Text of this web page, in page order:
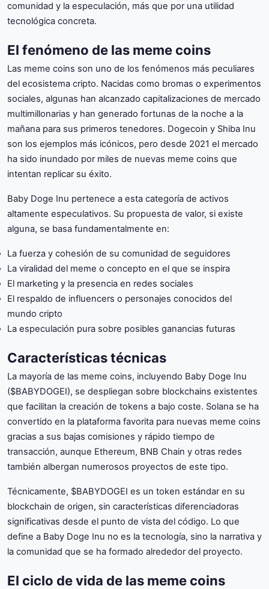
comunidad y la especulación, más que por una utilidad
tecnológica concreta.
El fenómeno de las meme coins
Las meme coins son uno de los fenómenos más peculiares
del ecosistema cripto. Nacidas como bromas o experimentos
sociales, algunas han alcanzado capitalizaciones de mercado
multimillonarias y han generado fortunas de la noche a la
mañana para sus primeros tenedores. Dogecoin y Shiba Inu
son los ejemplos más icónicos, pero desde 2021 el mercado
ha sido inundado por miles de nuevas meme coins que
intentan replicar su éxito.
Baby Doge Inu pertenece a esta categoría de activos
altamente especulativos. Su propuesta de valor, si existe
alguna, se basa fundamentalmente en:
La fuerza y cohesión de su comunidad de seguidores
La viralidad del meme o concepto en el que se inspira
El marketing y la presencia en redes sociales
El respaldo de influencers o personajes conocidos del
mundo cripto
La especulación pura sobre posibles ganancias futuras
Características técnicas
La mayoría de las meme coins, incluyendo Baby Doge Inu
($BABYDOGEI), se despliegan sobre blockchains existentes
que facilitan la creación de tokens a bajo coste. Solana se ha
convertido en la plataforma favorita para nuevas meme coins
gracias a sus bajas comisiones y rápido tiempo de
transacción, aunque Ethereum, BNB Chain y otras redes
también albergan numerosos proyectos de este tipo.
Técnicamente, $BABYDOGEI es un token estándar en su
blockchain de origen, sin características diferenciadoras
significativas desde el punto de vista del código. Lo que
define a Baby Doge Inu no es la tecnología, sino la narrativa y
la comunidad que se ha formado alrededor del proyecto.
El ciclo de vida de las meme coins